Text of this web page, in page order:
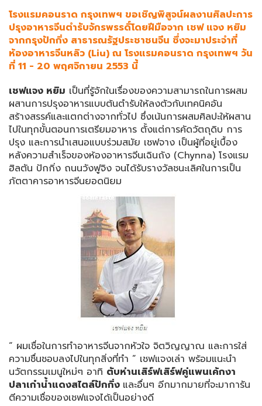
โรงแรมคอนราด กรุงเทพฯ ขอเชิญพิสูจน์ผลงานศิลปะการ
ปรุงอาหารจีนตำรับจักรพรรดิ์โดยฝีมือจาก เชฟ แจง หยิม
จากกรุงปักกิ่ง สาธารณรัฐประชาชนจีน ซึ่งจะมาประจำที่
ห้องอาหารจีนหลิว (Liu) ณ โรงแรมคอนราด กรุงเทพฯ วัน
ที่ 11 - 20 พฤศจิกายน 2553 นี้
เชฟแจง หยิม เป็นที่รู้จักในเรื่องของความสามารถในการผสม
ผสานการปรุงอาหารแบบต้นตำรับให้ลงตัวกับเทคนิคอัน
สร้างสรรค์และแตกต่างจากทั่วไป ซึ่งเน้นการผสมศิลปะให้ผสาน
ไปในทุกขั้นตอนการเตรียมอาหาร ตั้งแต่การคัดวัตถุดิบ การ
ปรุง และการนำเสนอแบบร่วมสมัย เชฟจาง เป็นผู้ที่อยู่เบื้อง
หลังความสำเร็จของห้องอาหารจีนเฉินถัง (Chynna) โรงแรม
ฮิลตัน ปักกิ่ง ถนนวังฟูจิง จนได้รับรางวัลชนะเลิศในการเป็น
ภัตตาคารอาหารจีนยอดนิยม
“ ผมเชื่อในการทำอาหารจีนจากหัวใจ จิตวิญญาณ และการใส่
ความชื่นชอบลงไปในทุกสิ่งที่ทำ ” เชฟแจงเล่า พร้อมแนะนำ
นวัตกรรมเมนูใหม่ๆ อาทิ ตับห่านเสิร์ฟเสิร์ฟคู่แพนเค้กงา
ปลาเก๋าน้ำแดงสไตล์ปักกิ่ง และอื่นๆ อีกมากมายที่จะมาการัน
ตีความเชื่อของเชฟแจงได้เป็นอย่างดี